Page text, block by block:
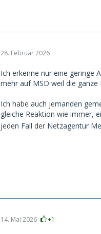
28. Februar 2026
Ich erkenne nur eine geringe
mehr auf MSD weil die
Ich habe auch jemanden
gleiche Reaktion wie immer,
jeden Fall der Netzagentur
14. Mai 2026 +1